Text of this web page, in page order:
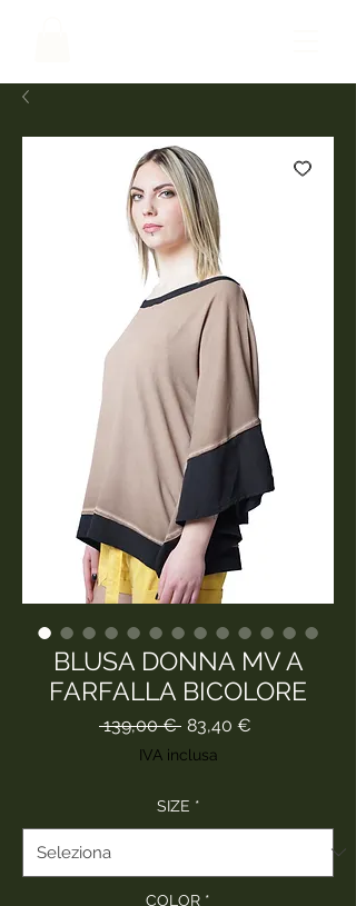
BLUSA DONNA MV A
FARFALLA BICOLORE
139,00 € Prezzo
regolare
83,40 €
IVA inclusa
SIZE *
COLOR *